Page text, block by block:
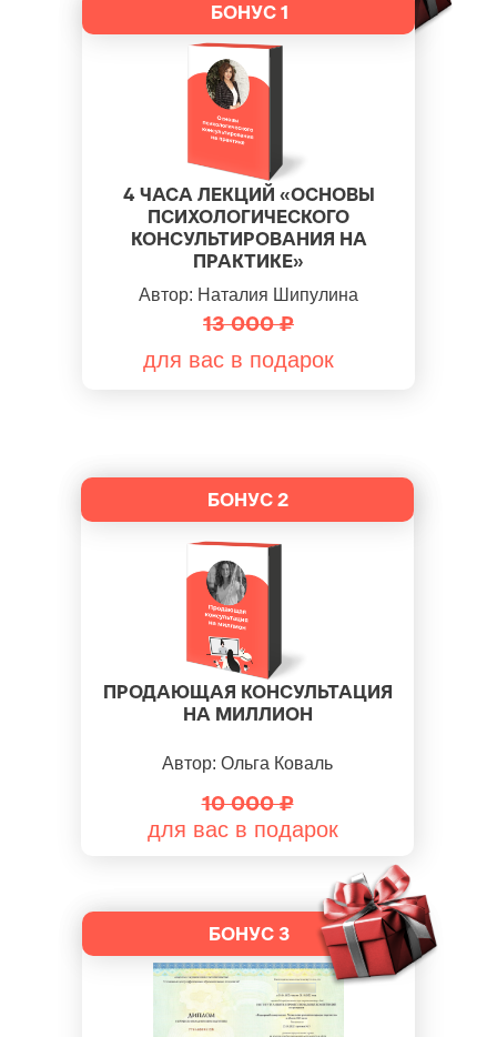
4 ЧАСА ЛЕКЦИЙ «ОСНОВЫ
ПСИХОЛОГИЧЕСКОГО
КОНСУЛЬТИРОВАНИЯ НА
ПРАКТИКЕ»
БОНУС 1
БОНУС 2
БОНУС 3
Автор: Наталия Шипулина
13 000 ₽
10 000 ₽
ПРОДАЮЩАЯ КОНСУЛЬТАЦИЯ
НА МИЛЛИОН
Автор: Ольга Коваль
для вас в подарок
для вас в подарок